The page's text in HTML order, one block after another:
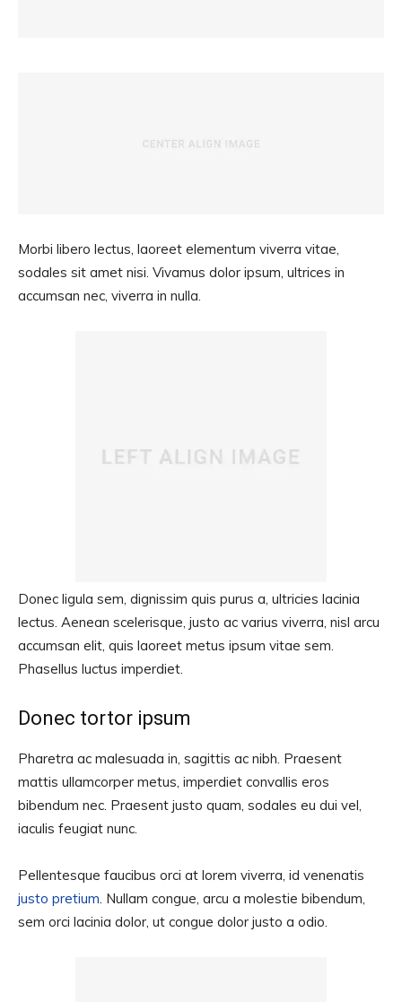
Morbi libero lectus, laoreet elementum viverra vitae,
sodales sit amet nisi. Vivamus dolor ipsum, ultrices in
accumsan nec, viverra in nulla.
Donec ligula sem, dignissim quis purus a, ultricies lacinia
lectus. Aenean scelerisque, justo ac varius viverra, nisl arcu
accumsan elit, quis laoreet metus ipsum vitae sem.
Phasellus luctus imperdiet.
Donec tortor ipsum
Pharetra ac malesuada in, sagittis ac nibh. Praesent
mattis ullamcorper metus, imperdiet convallis eros
bibendum nec. Praesent justo quam, sodales eu dui vel,
iaculis feugiat nunc.
Pellentesque faucibus orci at lorem viverra, id venenatis
justo pretium. Nullam congue, arcu a molestie bibendum,
sem orci lacinia dolor, ut congue dolor justo a odio.